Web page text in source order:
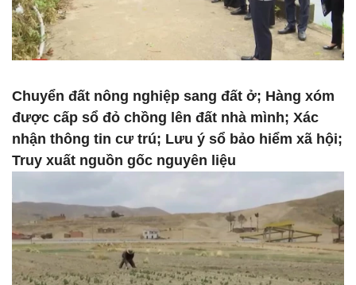
Chuyển đất nông nghiệp sang đất ở; Hàng xóm
được cấp sổ đỏ chồng lên đất nhà mình; Xác
nhận thông tin cư trú; Lưu ý sổ bảo hiểm xã hội;
Truy xuất nguồn gốc nguyên liệu